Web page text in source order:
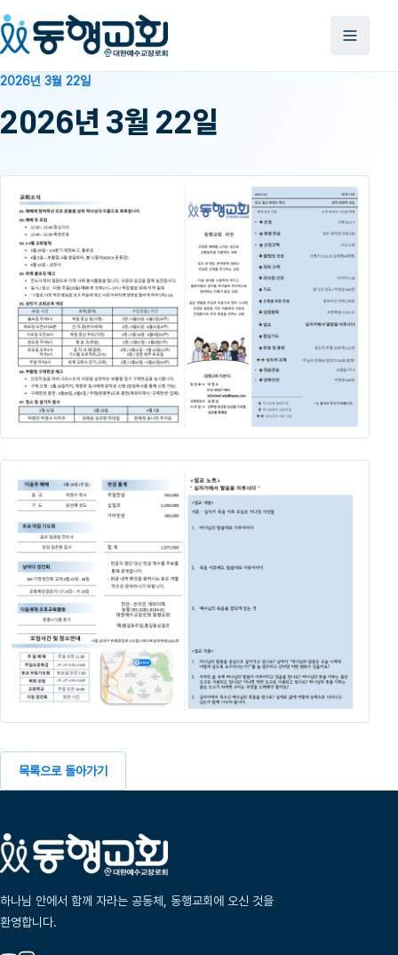
2026년 3월 22일
2026년 3월 22일
목록으로 돌아가기
하나님 안에서 함께 자라는 공동체, 동행교회에 오신 것을
환영합니다.